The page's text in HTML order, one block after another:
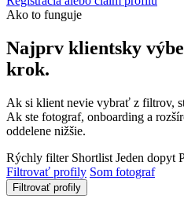
Ako to funguje
Najprv klientsky
krok.
Ak si klient nevie vybrať z filtrov,
Ak ste fotograf, onboarding a
oddelene nižšie.
Rýchly filter Shortlist Jeden dopyt
Filtrovať profily Som fotograf
Filtrovať profily